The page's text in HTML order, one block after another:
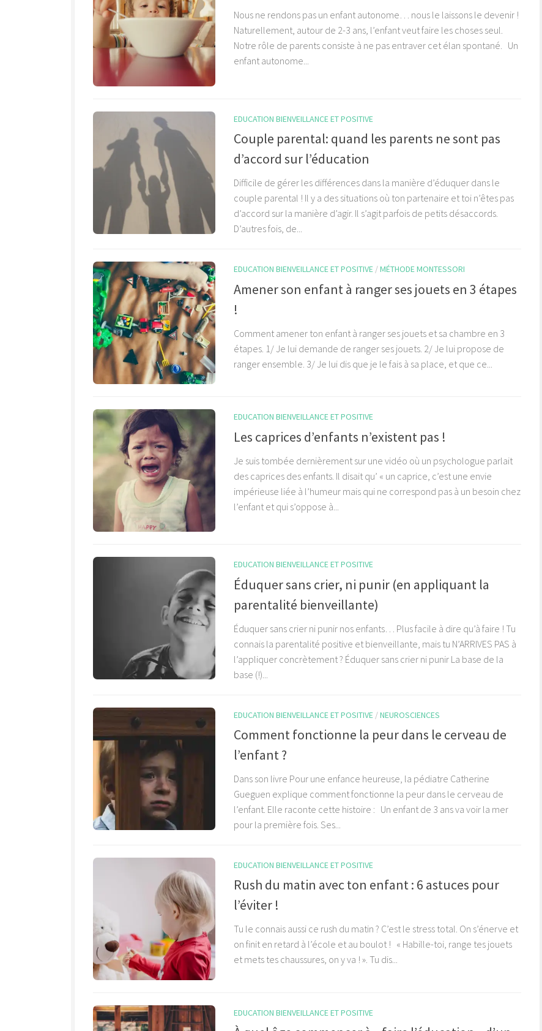
Nous ne rendons pas un enfant autonome… nous le laissons le devenir !
Naturellement, autour de 2-3 ans, l’enfant veut faire les choses seul.
Notre rôle de parents consiste à ne pas entraver cet élan spontané. Un
enfant autonome...
EDUCATION BIENVEILLANCE ET POSITIVE
Couple parental: quand les parents ne sont pas
d’accord sur l’éducation
Difficile de gérer les différences dans la manière d’éduquer dans le
couple parental ! Il y a des situations où ton partenaire et toi n’êtes pas
d’accord sur la manière d’agir. Il s’agit parfois de petits désaccords.
D’autres fois, de...
EDUCATION BIENVEILLANCE ET POSITIVE /MÉTHODE MONTESSORI
Amener son enfant à ranger ses jouets en 3 étapes
!
Comment amener ton enfant à ranger ses jouets et sa chambre en 3
étapes. 1/ Je lui demande de ranger ses jouets. 2/ Je lui propose de
ranger ensemble. 3/ Je lui dis que je le fais à sa place, et que ce...
EDUCATION BIENVEILLANCE ET POSITIVE
Les caprices d’enfants n’existent pas !
Je suis tombée dernièrement sur une vidéo où un psychologue parlait
des caprices des enfants. Il disait qu’ « un caprice, c’est une envie
impérieuse liée à l’humeur mais qui ne correspond pas à un besoin chez
l’enfant et qui s’oppose à...
EDUCATION BIENVEILLANCE ET POSITIVE
Éduquer sans crier, ni punir (en appliquant la
parentalité bienveillante)
Éduquer sans crier ni punir nos enfants… Plus facile à dire qu’à faire ! Tu
connais la parentalité positive et bienveillante, mais tu N’ARRIVES PAS à
l’appliquer concrètement ? Éduquer sans crier ni punir La base de la
base (!)...
EDUCATION BIENVEILLANCE ET POSITIVE /NEUROSCIENCES
Comment fonctionne la peur dans le cerveau de
l’enfant ?
Dans son livre Pour une enfance heureuse, la pédiatre Catherine
Gueguen explique comment fonctionne la peur dans le cerveau de
l’enfant. Elle raconte cette histoire : Un enfant de 3 ans va voir la mer
pour la première fois. Ses...
EDUCATION BIENVEILLANCE ET POSITIVE
Rush du matin avec ton enfant : 6 astuces pour
l’éviter !
Tu le connais aussi ce rush du matin ? C’est le stress total. On s’énerve et
on finit en retard à l’école et au boulot ! « Habille-toi, range tes jouets
et mets tes chaussures, on y va ! ». Tu dis...
EDUCATION BIENVEILLANCE ET POSITIVE